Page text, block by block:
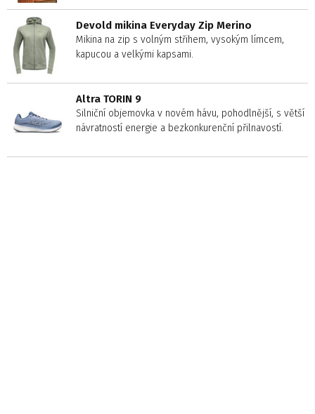
Devold mikina Everyday Zip Merino
Mikina na zip s volným střihem, vysokým límcem,
kapucou a velkými kapsami.
Altra TORIN 9
Silniční objemovka v novém hávu, pohodlnější, s větší
návratností energie a bezkonkurenční přilnavostí.